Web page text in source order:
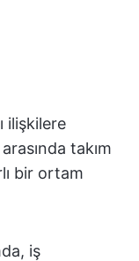
ilişkilere
takım
bir ortam
iş